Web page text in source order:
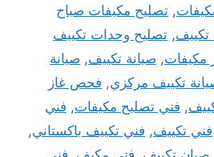
, تصليح مكيفات صباح
, تصليح وحدات تكييف
مكيفات, صيانة تكييف, صيانة
تكييف مركزي, فحص غاز
, فني تصليح مكيفات, فني
فني تكييف, فني تكييف باكستاني,